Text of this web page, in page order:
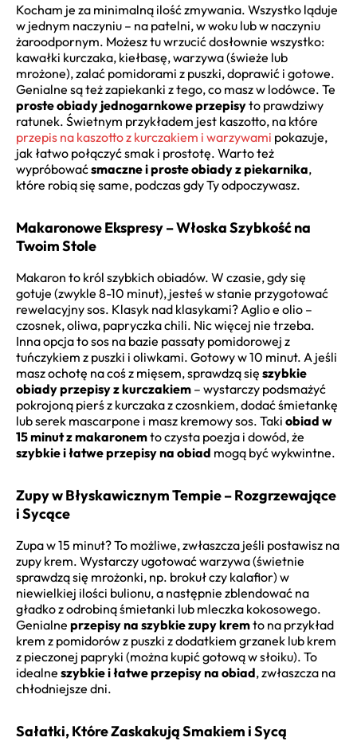
Kocham je za minimalną ilość zmywania. Wszystko ląduje
w jednym naczyniu – na patelni, w woku lub w naczyniu
żaroodpornym. Możesz tu wrzucić dosłownie wszystko:
kawałki kurczaka, kiełbasę, warzywa (świeże lub
mrożone), zalać pomidorami z puszki, doprawić i gotowe.
Genialne są też zapiekanki z tego, co masz w lodówce. Te
proste obiady jednogarnkowe przepisyto prawdziwy
ratunek. Świetnym przykładem jest kaszotto, na które
przepis na kaszotto z kurczakiem i warzywami pokazuje,
jak łatwo połączyć smak i prostotę. Warto też
wypróbowaćsmaczne i proste obiady z piekarnika,
które robią się same, podczas gdy Ty odpoczywasz.
Makaronowe Ekspresy – Włoska Szybkość na
Twoim Stole
Makaron to król szybkich obiadów. W czasie, gdy się
gotuje (zwykle 8-10 minut), jesteś w stanie przygotować
rewelacyjny sos. Klasyk nad klasykami? Aglio e olio –
czosnek, oliwa, papryczka chili. Nic więcej nie trzeba.
Inna opcja to sos na bazie passaty pomidorowej z
tuńczykiem z puszki i oliwkami. Gotowy w 10 minut. A jeśli
masz ochotę na coś z mięsem, sprawdzą się szybkie
obiady przepisy z kurczakiem – wystarczy podsmażyć
pokrojoną pierś z kurczaka z czosnkiem, dodać śmietankę
lub serek mascarpone i masz kremowy sos. Taki obiad w
15 minut z makaronemto czysta poezja i dowód, że
szybkie i łatwe przepisy na obiad mogą być wykwintne.
Zupy w Błyskawicznym Tempie – Rozgrzewające
i Sycące
Zupa w 15 minut? To możliwe, zwłaszcza jeśli postawisz na
zupy krem. Wystarczy ugotować warzywa (świetnie
sprawdzą się mrożonki, np. brokuł czy kalafior) w
niewielkiej ilości bulionu, a następnie zblendować na
gładko z odrobiną śmietanki lub mleczka kokosowego.
Genialne przepisy na szybkie zupy kremto na przykład
krem z pomidorów z puszki z dodatkiem grzanek lub krem
z pieczonej papryki (można kupić gotową w słoiku). To
idealne szybkie i łatwe przepisy na obiad, zwłaszcza na
chłodniejsze dni.
Sałatki, Które Zaskakują Smakiem i Sycą